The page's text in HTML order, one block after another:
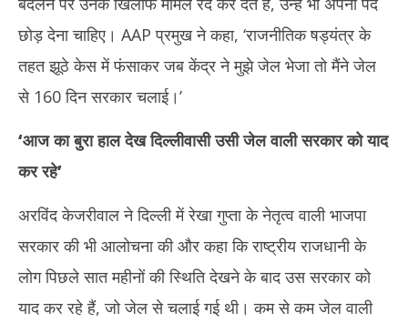
छोड़ देना चाहिए। AAP प्रमुख ने कहा, ‘राजनीतिक षड्यंत्र के
तहत झूठे केस में फंसाकर जब केंद्र ने मुझे जेल भेजा तो मैंने जेल
से 160 दिन सरकार चलाई।’
‘आज का बुरा हाल देख दिल्लीवासी उसी जेल वाली सरकार को याद
कर रहे’
अरविंद केजरीवाल ने दिल्ली में रेखा गुप्ता के नेतृत्व वाली भाजपा
सरकार की भी आलोचना की और कहा कि राष्ट्रीय राजधानी के
लोग पिछले सात महीनों की स्थिति देखने के बाद उस सरकार को
याद कर रहे हैं, जो जेल से चलाई गई थी। कम से कम जेल वाली